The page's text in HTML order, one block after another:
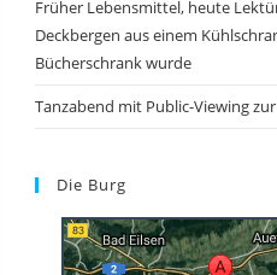
Früher Lebensmittel, heute
Deckbergen aus einem
Bücherschrank wurde
Tanzabend mit Public-Viewing
Die Burg